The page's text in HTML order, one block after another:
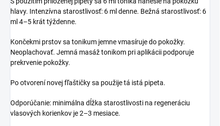
hlavy. Intenzívna starostlivosť: 6 ml denne. Bežná starostlivosť: 6
ml 4–5 krát týždenne.
Končekmi prstov sa tonikum jemne vmasíruje do pokožky.
Neoplachovať. Jemná masáž tonikom pri aplikácii podporuje
prekrvenie pokožky.
Po otvorení novej fľaštičky sa použije tá istá pipeta.
Odporúčanie: minimálna dĺžka starostlivosti na regeneráciu
vlasových korienkov je 2–3 mesiace.